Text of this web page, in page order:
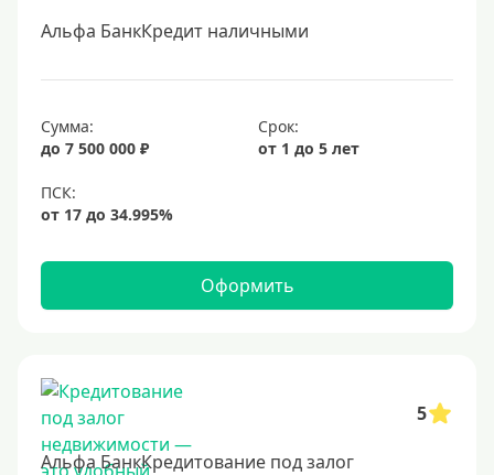
Альфа БанкКредит наличными
Сумма:
до 7 500 000 ₽
Срок:
от 1 до 5 лет
Оформить
5
Альфа БанкКредитование под залог